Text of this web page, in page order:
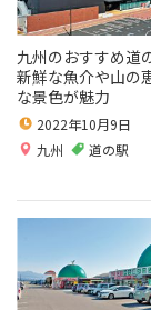
九州のおすすめ道
新鮮な魚介や山の
な景色が魅力
2022年10月9日
九州
道の駅